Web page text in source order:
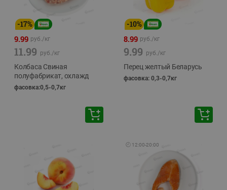
-17%
9.99 руб./кг
11.99 руб./кг
Колбаса Свиная
полуфабрикат, охлажд
фасовка:0,5-0,7кг
-10%
8.99 руб./кг
9.99 руб./кг
Перец желтый Беларусь
фасовка: 0,3-0,7кг
🕘 12:00-20:00